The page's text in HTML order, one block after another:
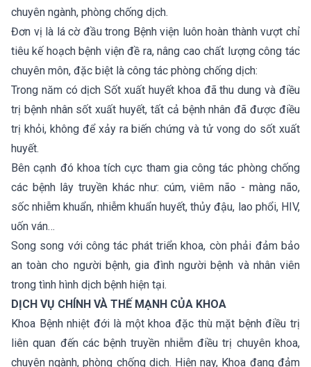
chuyên ngành, phòng chống dịch.
Đơn vị là lá cờ đầu trong Bệnh viện luôn hoàn thành vượt chỉ
tiêu kế hoạch bệnh viện đề ra, nâng cao chất lượng công tác
chuyên môn, đặc biệt là công tác phòng chống dịch:
Trong năm có dịch Sốt xuất huyết khoa đã thu dung và điều
trị bệnh nhân sốt xuất huyết, tất cả bệnh nhân đã được điều
trị khỏi, không để xảy ra biến chứng và tử vong do sốt xuất
huyết.
Bên cạnh đó khoa tích cực tham gia công tác phòng chống
các bệnh lây truyền khác như: cúm, viêm não - màng não,
sốc nhiễm khuẩn, nhiễm khuẩn huyết, thủy đậu, lao phổi, HIV,
uốn ván…
Song song với công tác phát triển khoa, còn phải đảm bảo
an toàn cho người bệnh, gia đình người bệnh và nhân viên
trong tình hình dịch bệnh hiện tại.
DỊCH VỤ CHÍNH VÀ THẾ MẠNH CỦA KHOA
Khoa Bệnh nhiệt đới là một khoa đặc thù mặt bệnh điều trị
liên quan đến các bệnh truyền nhiễm điều trị chuyên khoa,
chuyên ngành, phòng chống dịch. Hiện nay, Khoa đang đảm